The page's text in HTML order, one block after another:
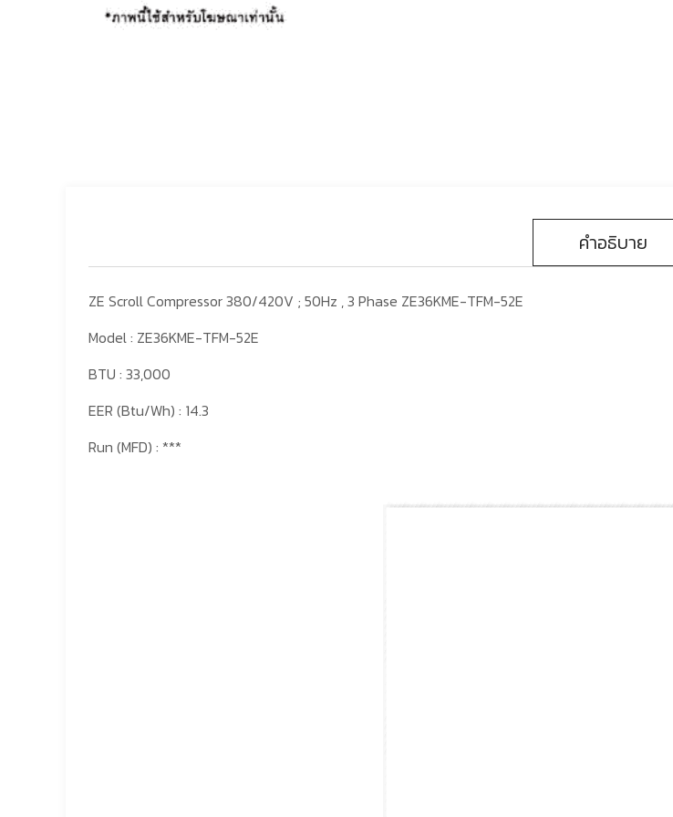
คำอธิบาย
ZE Scroll Compressor 380/420V ; 50Hz , 3 Phase ZE36KME-TFM-52E
Model : ZE36KME-TFM-52E
BTU : 33,000
EER (Btu/Wh) : 14.3
Run (MFD) : ***